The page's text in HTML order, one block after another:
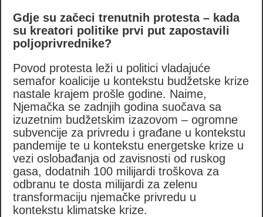
Gdje su začeci trenutnih protesta – kada
su kreatori politike prvi put zapostavili
poljoprivrednike?
Povod protesta leži u politici vladajuće
semafor koalicije u kontekstu budžetske krize
nastale krajem prošle godine. Naime,
Njemačka se zadnjih godina suočava sa
izuzetnim budžetskim izazovom – ogromne
subvencije za privredu i građane u kontekstu
pandemije te u kontekstu energetske krize u
vezi oslobađanja od zavisnosti od ruskog
gasa, dodatnih 100 milijardi troškova za
odbranu te dosta milijardi za zelenu
transformaciju njemačke privredu u
kontekstu klimatske krize.